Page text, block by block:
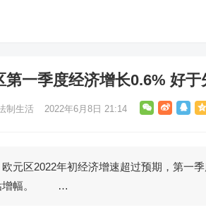
第一季度经济增长0.6% 好于
制生活 2022年6月8日 21:14
区2022年初经济增速超过预期，第一季
增幅。 …